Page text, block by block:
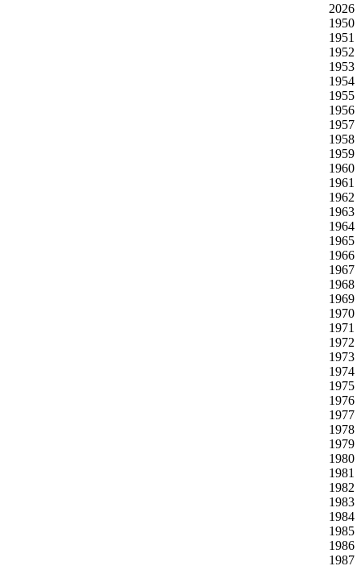
2026
1950
1951
1952
1953
1954
1955
1956
1957
1958
1959
1960
1961
1962
1963
1964
1965
1966
1967
1968
1969
1970
1971
1972
1973
1974
1975
1976
1977
1978
1979
1980
1981
1982
1983
1984
1985
1986
1987